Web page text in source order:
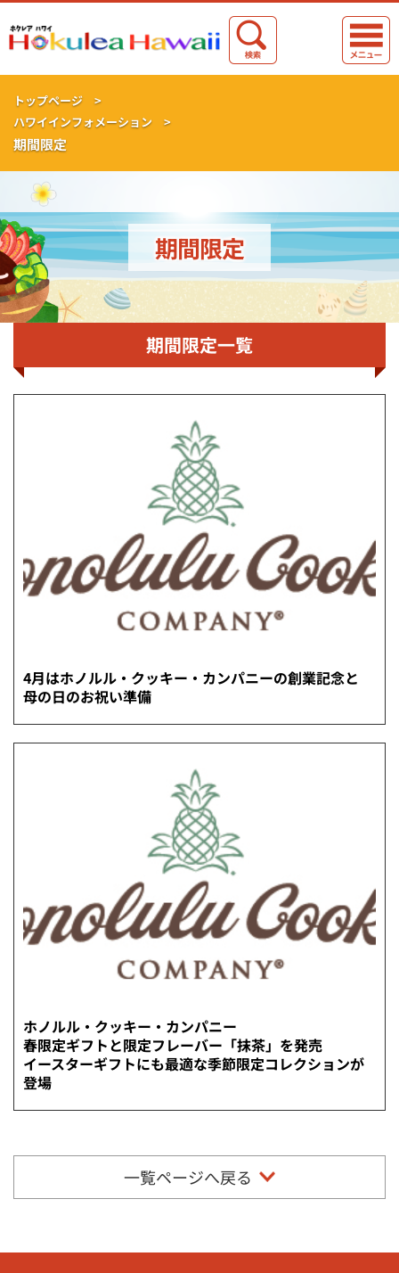
トップページ >
ハワイインフォメーション >
期間限定
期間限定
期間限定一覧
4月はホノルル・クッキー・カンパニーの創業記念と
母の日のお祝い準備
ホノルル・クッキー・カンパニー
春限定ギフトと限定フレーバー「抹茶」を発売
イースターギフトにも最適な季節限定コレクションが
登場
一覧ページへ戻る